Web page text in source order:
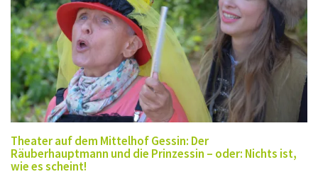
Theater auf dem Mittelhof Gessin: Der
Räuberhauptmann und die Prinzessin – oder: Nichts ist,
wie es scheint!